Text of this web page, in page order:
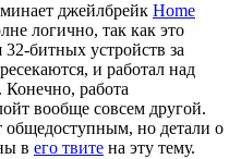
джейлбрейк Home
логично, так как это
битных устройств за
и работал над
работа
вообще совсем другой.
общедоступным, но детали о
в его твите на эту тему.